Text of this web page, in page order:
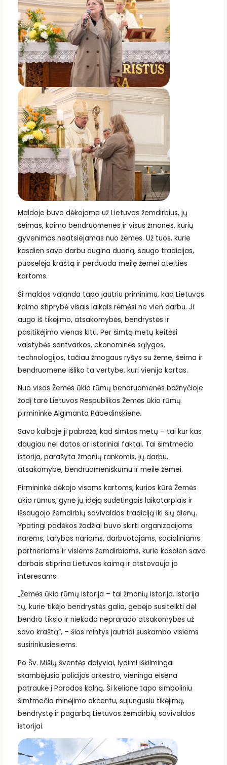
Maldoje buvo dėkojama už Lietuvos žemdirbius, jų
šeimas, kaimo bendruomenes ir visus žmones, kurių
gyvenimas neatsiejamas nuo žemės. Už tuos, kurie
kasdien savo darbu augina duoną, saugo tradicijas,
puoselėja kraštą ir perduoda meilę žemei ateities
kartoms.
Ši maldos valanda tapo jautriu priminimu, kad Lietuvos
kaimo stiprybė visais laikais rėmėsi ne vien darbu. Ji
augo iš tikėjimo, atsakomybės, bendrystės ir
pasitikėjimo vienas kitu. Per šimtą metų keitėsi
valstybės santvarkos, ekonominės sąlygos,
technologijos, tačiau žmogaus ryšys su žeme, šeima ir
bendruomene išliko ta vertybe, kuri vienija kartas.
Nuo visos Žemės ūkio rūmų bendruomenės bažnyčioje
žodį tarė Lietuvos Respublikos Žemės ūkio rūmų
pirmininkė Algimanta Pabedinskienė.
Savo kalboje ji pabrėžė, kad šimtas metų – tai kur kas
daugiau nei datos ar istoriniai faktai. Tai šimtmečio
istorija, parašyta žmonių rankomis, jų darbu,
atsakomybe, bendruomeniškumu ir meile žemei.
Pirmininkė dėkojo visoms kartoms, kurios kūrė Žemės
ūkio rūmus, gynė jų idėją sudėtingais laikotarpiais ir
išsaugojo žemdirbių savivaldos tradiciją iki šių dienų.
Ypatingi padėkos žodžiai buvo skirti organizacijoms
narėms, tarybos nariams, darbuotojams, socialiniams
partneriams ir visiems žemdirbiams, kurie kasdien savo
darbais stiprina Lietuvos kaimą ir atstovauja jo
interesams.
„Žemės ūkio rūmų istorija – tai žmonių istorija. Istorija
tų, kurie tikėjo bendrystės galia, gebėjo susitelkti dėl
bendro tikslo ir niekada neprarado atsakomybės už
savo kraštą“, – šios mintys jautriai suskambo visiems
susirinkusiesiems.
Po Šv. Mišių šventės dalyviai, lydimi iškilmingai
skambėjusio policijos orkestro, vieninga eisena
patraukė į Parodos kalną. Ši kelionė tapo simboliniu
šimtmečio minėjimo akcentu, sujungusiu tikėjimą,
bendrystę ir pagarbą Lietuvos žemdirbių savivaldos
istorijai.